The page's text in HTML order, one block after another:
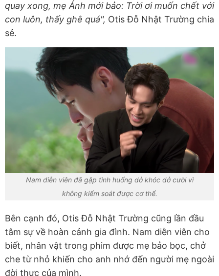
quay xong, mẹ Ánh mới bảo: Trời ơi muốn chết với
con luôn, thấy ghê quá", Otis Đỗ Nhật Trường chia
sẻ.
Nam diễn viên đã gặp tình huống dở khóc dở cười vì
không kiểm soát được cơ thể.
Bên cạnh đó, Otis Đỗ Nhật Trường cũng lần đầu
tâm sự về hoàn cảnh gia đình. Nam diễn viên cho
biết, nhân vật trong phim được mẹ bảo bọc, chở
che từ nhỏ khiến cho anh nhớ đến người mẹ ngoài
đời thực của mình.